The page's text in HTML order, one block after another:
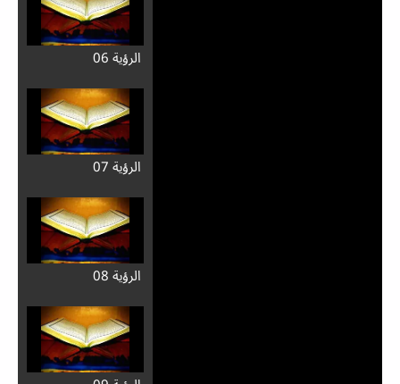
الرؤية 06
الرؤية 07
الرؤية 08